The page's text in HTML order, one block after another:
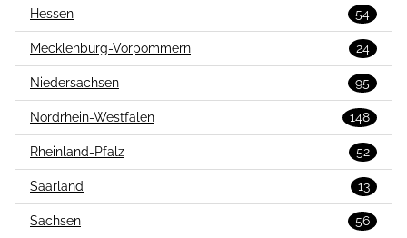
Hessen 54
Mecklenburg-Vorpommern 24
Niedersachsen 95
Nordrhein-Westfalen 148
Rheinland-Pfalz 52
Saarland 13
Sachsen 56